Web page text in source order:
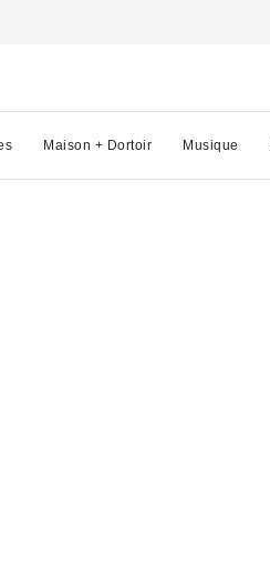
Maison + Dortoir Musique